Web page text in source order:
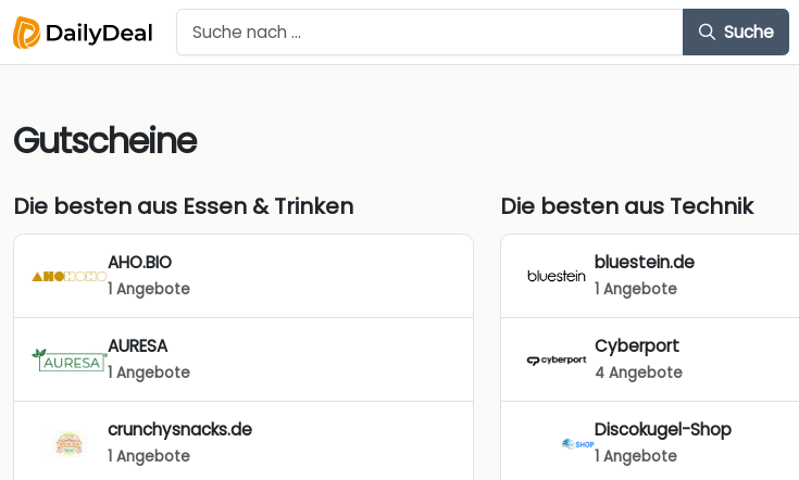
Suche
Gutscheine
Die besten aus Essen & Trinken
AHO.BIO
1 Angebote
AURESA
1 Angebote
crunchysnacks.de
1 Angebote
Die besten aus Technik
bluestein.de
1 Angebote
Cyberport
4 Angebote
Discokugel-Shop
1 Angebote